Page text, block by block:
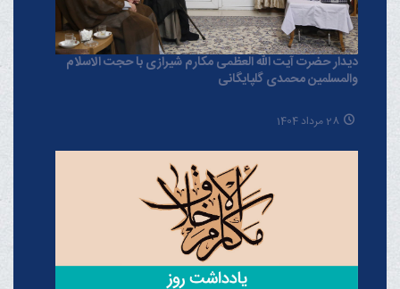
دیدار حضرت آیت الله العظمی مکارم شیرازی با حجت الاسلام
والمسلمین محمدی گلپایگانی
28 مرداد 1404